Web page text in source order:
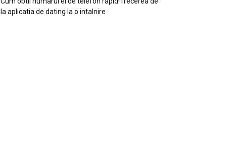
la aplicatia de dating la o intalnire